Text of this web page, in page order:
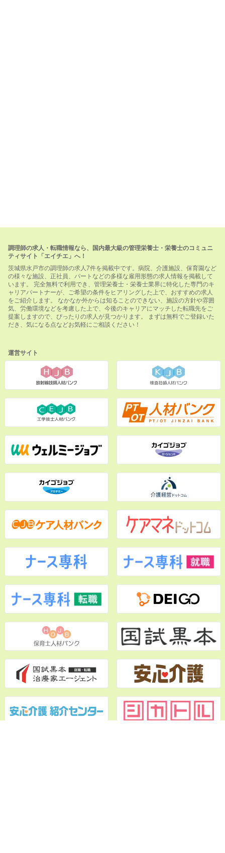
調理師の求人・転職情報なら、国内最大級の管理栄養士・栄養士のコミュニ
ティサイト「エイチエ」へ！
茨城県水戸市の調理師の求人7件を掲載中です。病院、介護施設、保育園など
の様々な施設、正社員、パートなどの多様な雇用形態の求人情報を掲載して
います。 完全無料で利用でき、管理栄養士・栄養士業界に特化した専門のキ
ャリアパートナーが、ご希望の条件をヒアリングした上で、おすすめの求人
をご紹介します。 なかなか外からは知ることのできない、施設の方針や雰囲
気、労働環境などを考慮した上で、今後のキャリアにマッチした転職先をご
提案しますので、ぴったりの求人が見つかります。 まずは無料でご登録いた
だき、気になる点などお気軽にご相談ください！
運営サイト